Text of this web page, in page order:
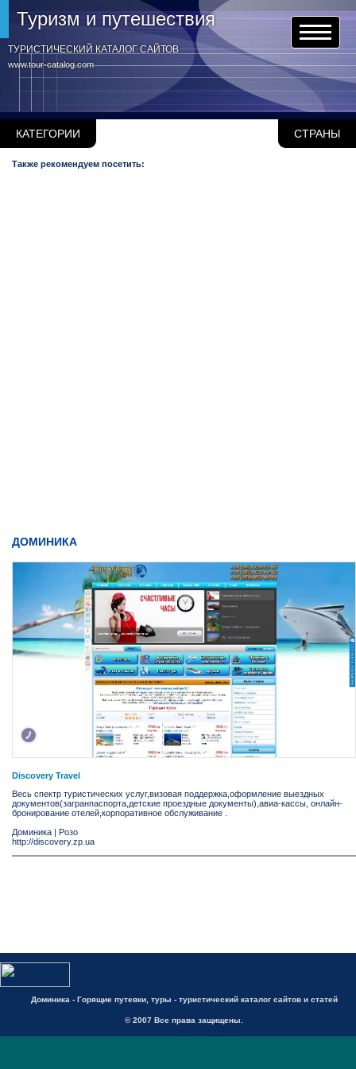
www.tour-catalog.com
Туризм и путешествия
ТУРИСТИЧЕСКИЙ КАТАЛОГ САЙТОВ
КАТЕГОРИИ СТРАНЫ
Также рекомендуем посетить:
ДОМИНИКА
Discovery Travel
Весь спектр туристических услуг,визовая поддержка,оформление выездных
документов(загранпаспорта,детские проездные документы),авиа-кассы, онлайн-
бронирование отелей,корпоративное обслуживание .
Доминика | Розо
http://discovery.zp.ua
Доминика - Горящие путевки, туры - туристический каталог сайтов и статей
© 2007 Все права защищены.